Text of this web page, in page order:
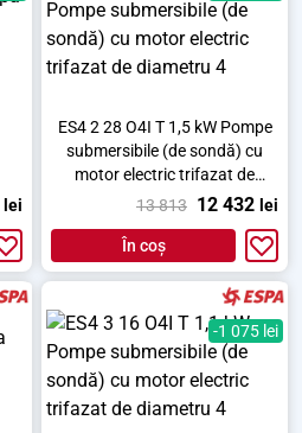
lei
ES4 2 28 O4I T 1,5 kW Pompe
submersibile (de sondă) cu
motor electric trifazat de
diametru 4
13 813 12 432 lei
În coș
-1 075 lei